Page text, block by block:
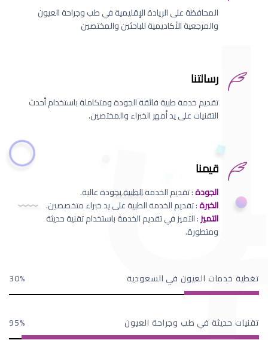
المحافظة على الريادة الإقليمية في طب وجراحة العيون
والمرجعية الأكاديمية للباحثين والمختصين
رسالتنا
تقديم خدمة طبية فائقة الجودة ومتكاملة باستخدام أحدث
التقنيات على يد أمهر الخبراء والمختصين.
قيمنا
الجودة: تقديم الخدمة الطبية بجودة عالية.
الخبرة: تقديم الخدمة الطبية على يد خبراء متخصصين.
التميز: التميز في تقديم الخدمة باستخدام تقنية حديثة
ومتطورة.
تغطية خدمات العيون في السعودية 30
تقنيات حديثة في طب وجراحة العيون 95